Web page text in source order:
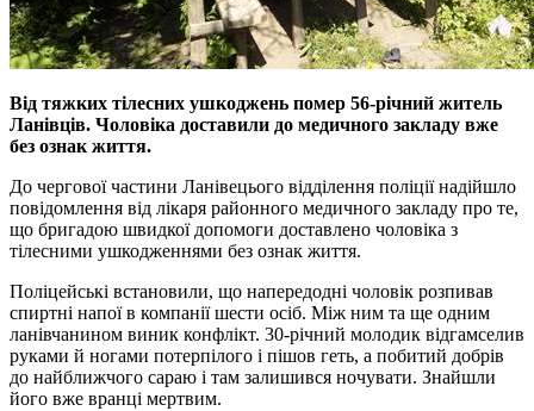
Від тяжких тілесних ушкоджень помер 56-річний житель
Ланівців. Чоловіка доставили до медичного закладу вже
без ознак життя.
До чергової частини Ланівецього відділення поліції надійшло
повідомлення від лікаря районного медичного закладу про те,
що бригадою швидкої допомоги доставлено чоловіка з
тілесними ушкодженнями без ознак життя.
Поліцейські встановили, що напередодні чоловік розпивав
спиртні напої в компанії шести осіб. Між ним та ще одним
ланівчанином виник конфлікт. 30-річний молодик відгамселив
руками й ногами потерпілого і пішов геть, а побитий добрів
до найближчого сараю і там залишився ночувати. Знайшли
його вже вранці мертвим.